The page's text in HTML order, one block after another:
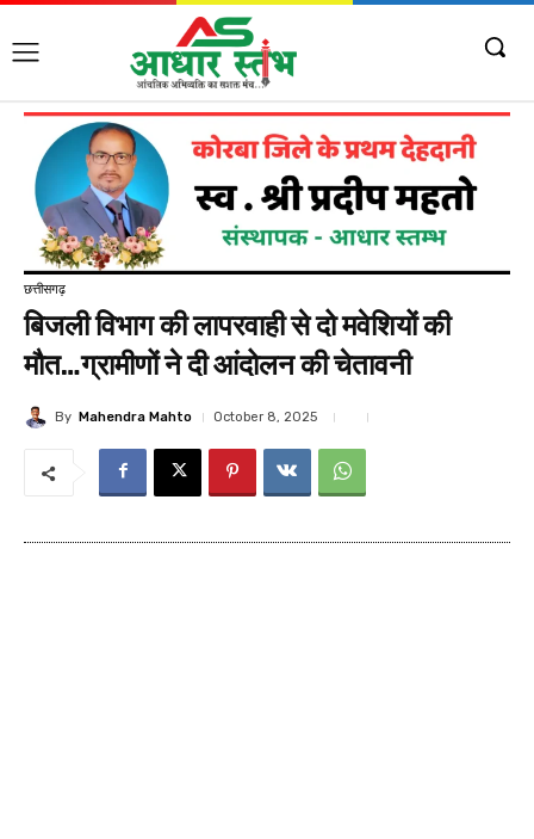
छत्तीसगढ़
बिजली विभाग की लापरवाही से दो मवेशियों की
मौत…ग्रामीणों ने दी आंदोलन की चेतावनी
By Mahendra Mahto October 8, 2025